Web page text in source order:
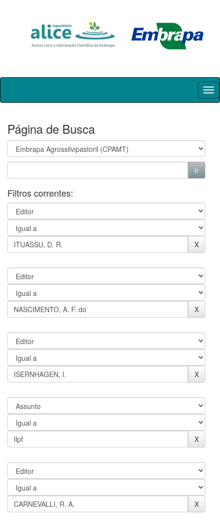
Skip
Página de Busca
Filtros correntes: